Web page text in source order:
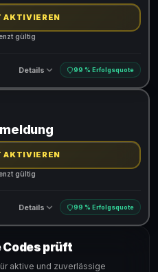
AKTIVIEREN
gültig
Details 99 % Erfolgsquote
AKTIVIEREN
gültig
Details 99 % Erfolgsquote
prüft
aktive und zuverlässige